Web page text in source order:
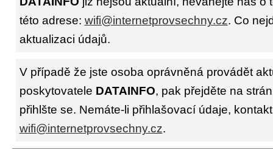
této adrese: wifi@internetprovsechny.cz. Co
aktualizaci údajů.
V případě že jste osoba oprávněná provádět
poskytovatele DATAINFO, pak přejděte na
přihlšte se. Nemáte-li přihlašovací údaje,
wifi@internetprovsechny.cz.